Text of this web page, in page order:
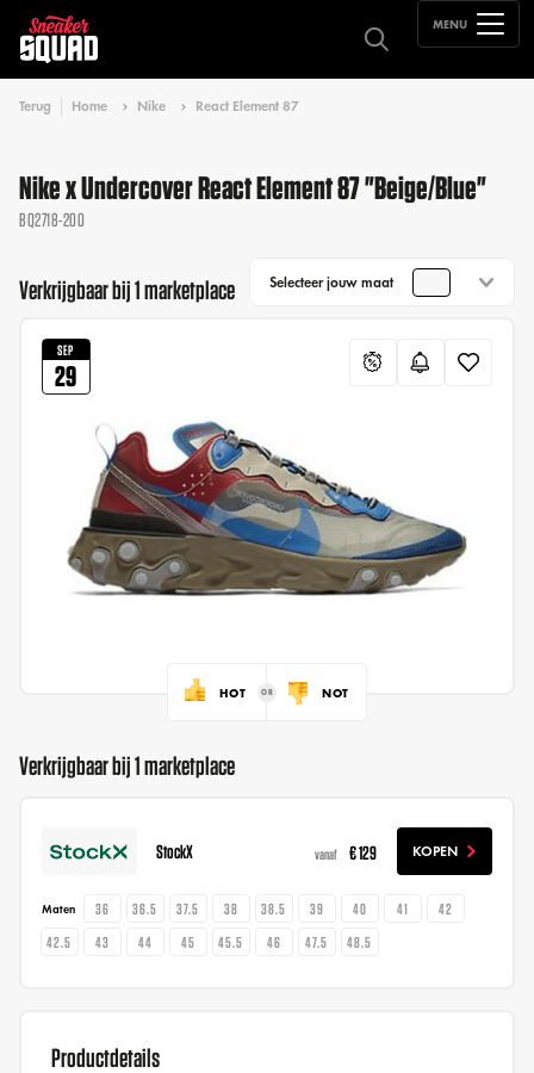
MENU
Terug Home Nike React Element 87
Nike x Undercover React Element 87 "Beige/Blue"
BQ2718-200
Verkrijgbaar bij 1 marketplace Selecteer jouw maat
SEP
29
HOT NOT
Verkrijgbaar bij 1 marketplace
StockX vanaf € 129 KOPEN
Maten 36 36.5 37.5 38 38.5 39 40 41
42
42.5
43 44 45 45.5 46 47.5 48.5
Productdetails